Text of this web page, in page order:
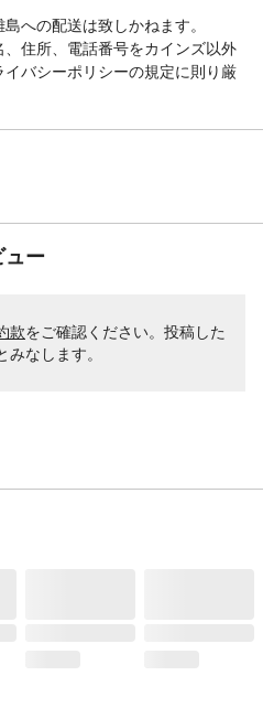
への配送は致しかねます。
住所、電話番号をカインズ以外
バシーポリシーの規定に則り厳
ュー
款をご確認ください。投稿した
なします。